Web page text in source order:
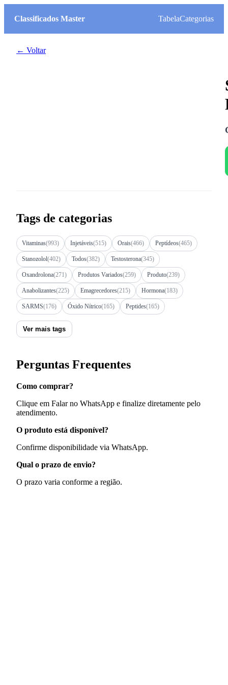
Classificados Master TabelaCategorias
← Voltar
Tags de categorias
Vitaminas(993) Injetáveis(515) Orais(466) Peptídeos(465)
Stanozolol(402) Todos(382) Testosterona(345)
Oxandrolona(271) Produtos Variados(259) Produto(239)
Anabolizantes(225) Emagrecedores(215) Hormona(183)
SARMS(176) Óxido Nítrico(165) Peptides(165)
Ver mais tags
Perguntas Frequentes
Como comprar?
Clique em Falar no WhatsApp e finalize diretamente pelo
atendimento.
O produto está disponível?
Confirme disponibilidade via WhatsApp.
Qual o prazo de envio?
O prazo varia conforme a região.